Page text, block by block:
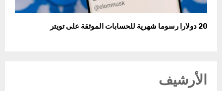
20 دولارا رسوما شهرية للحسابات الموثقة على تويتر
الأرشيف